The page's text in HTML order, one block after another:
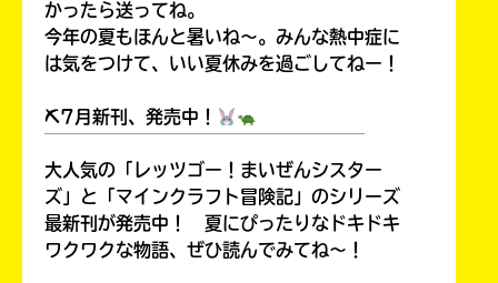
かったら送ってね。
今年の夏もほんと暑いね～。みんな熱中症に
は気をつけて、いい夏休みを過ごしてねー！
⛏7月新刊、発売中！
大人気の「レッツゴー！まいぜんシスター
ズ」と「マインクラフト冒険記」のシリーズ
最新刊が発売中！ 夏にぴったりなドキドキ
ワクワクな物語、ぜひ読んでみてね～！